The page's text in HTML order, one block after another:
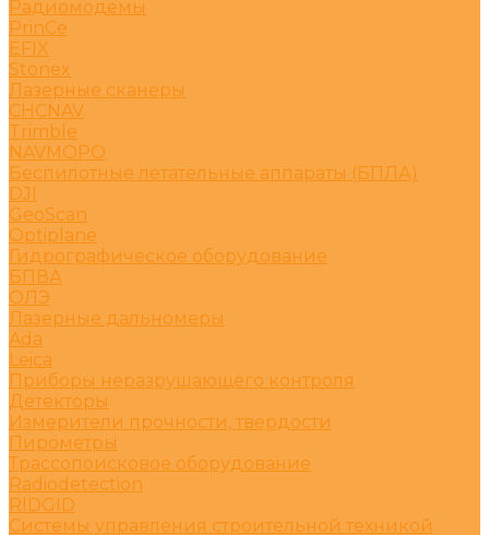
Радиомодемы
PrinCe
EFIX
Stonex
Лазерные сканеры
CHCNAV
Trimble
NAVMOPO
Беспилотные летательные аппараты (БПЛА)
DJI
GeoScan
Optiplane
Гидрографическое оборудование
БПВА
ОЛЭ
Лазерные дальномеры
Ada
Leica
Приборы неразрушающего контроля
Детекторы
Измерители прочности, твердости
Пирометры
Трассопоисковое оборудование
Radiodetection
RIDGID
Системы управления строительной техникой